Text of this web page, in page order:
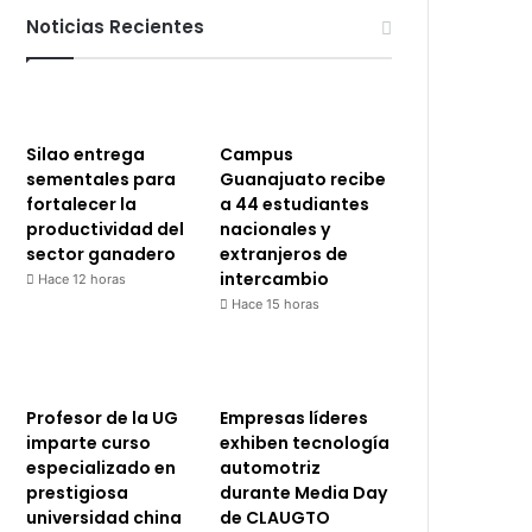
Noticias Recientes
Silao entrega
sementales para
fortalecer la
productividad del
sector ganadero
Hace 12 horas
Campus
Guanajuato recibe
a 44 estudiantes
nacionales y
extranjeros de
intercambio
Hace 15 horas
Profesor de la UG
imparte curso
especializado en
prestigiosa
universidad china
Empresas líderes
exhiben tecnología
automotriz
durante Media Day
de CLAUGTO